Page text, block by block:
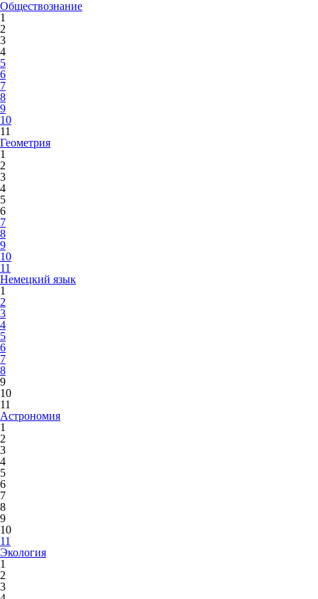
Обществознание
1
2
3
4
5
6
7
8
9
10
11
Геометрия
1
2
3
4
5
6
7
8
9
10
11
Немецкий язык
1
2
3
4
5
6
7
8
9
10
11
Астрономия
1
2
3
4
5
6
7
8
9
10
11
Экология
1
2
3